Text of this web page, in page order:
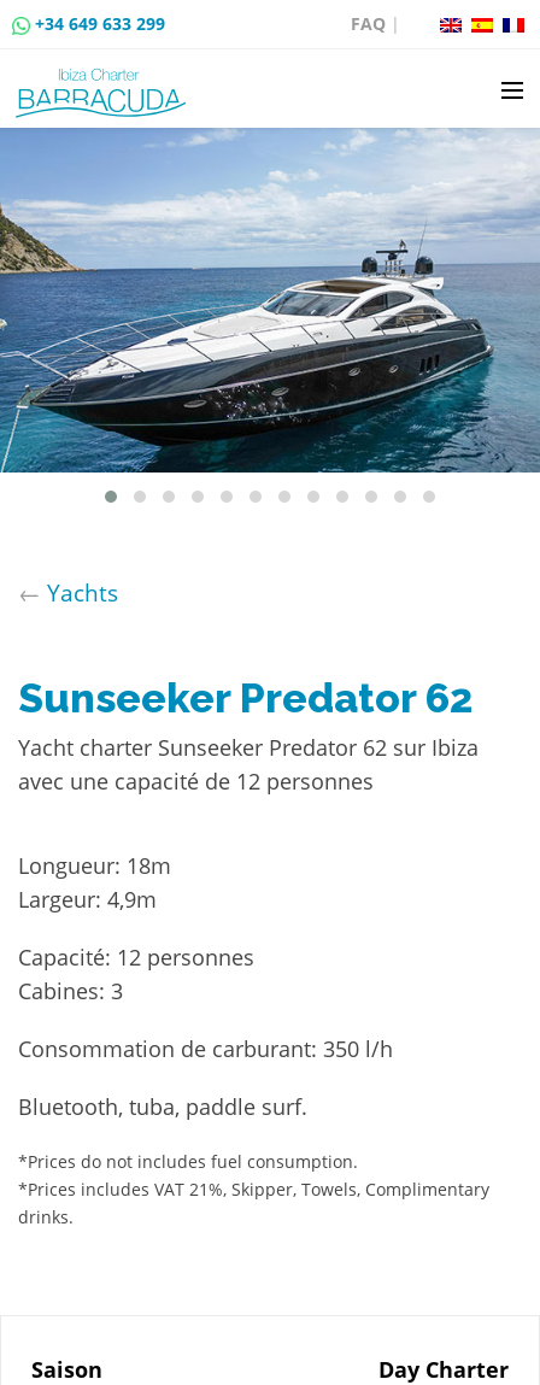
+34 649 633 299 FAQ|
VENTE DE BATEAUX
LOCATION DE AMARRAGES
ROUTES EN BATEAU
ÉVÉNEMENTS
BLOG
← Yachts
Sunseeker Predator 62
Yacht charter Sunseeker Predator 62 sur Ibiza
avec une capacité de 12 personnes
Longueur: 18m
Largeur: 4,9m
Capacité: 12 personnes
Cabines: 3
Consommation de carburant: 350 l/h
Bluetooth, tuba, paddle surf.
*Prices do not includes fuel consumption.
*Prices includes VAT 21%, Skipper, Towels, Complimentary
drinks.
Saison Day Charter